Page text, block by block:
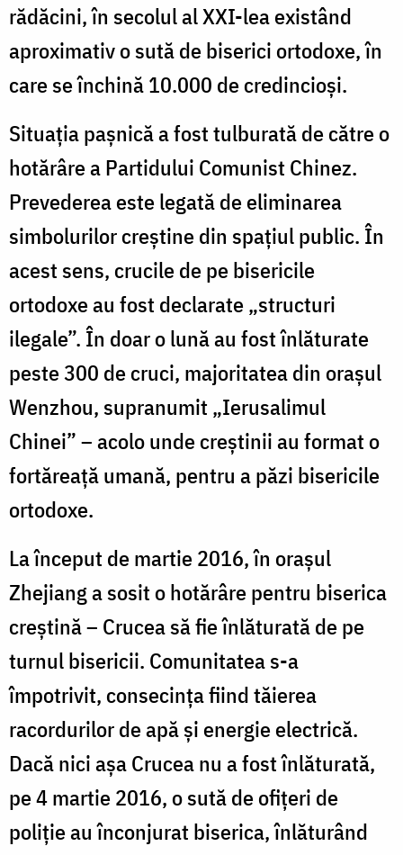
rădăcini, în secolul al XXI-lea existând
aproximativ o sută de biserici ortodoxe, în
care se închină 10.000 de credincioşi.
Situaţia paşnică a fost tulburată de către o
hotărâre a Partidului Comunist Chinez.
Prevederea este legată de eliminarea
simbolurilor creştine din spaţiul public. În
acest sens, crucile de pe bisericile
ortodoxe au fost declarate „structuri
ilegale”. În doar o lună au fost înlăturate
peste 300 de cruci, majoritatea din oraşul
Wenzhou, supranumit „Ierusalimul
Chinei” – acolo unde creştinii au format o
fortăreaţă umană, pentru a păzi bisericile
ortodoxe.
La început de martie 2016, în orașul
Zhejiang a sosit o hotărâre pentru biserica
creștină – Crucea să fie înlăturată de pe
turnul bisericii. Comunitatea s-a
împotrivit, consecința fiind tăierea
racordurilor de apă și energie electrică.
Dacă nici așa Crucea nu a fost înlăturată,
pe 4 martie 2016, o sută de ofițeri de
poliție au înconjurat biserica, înlăturând